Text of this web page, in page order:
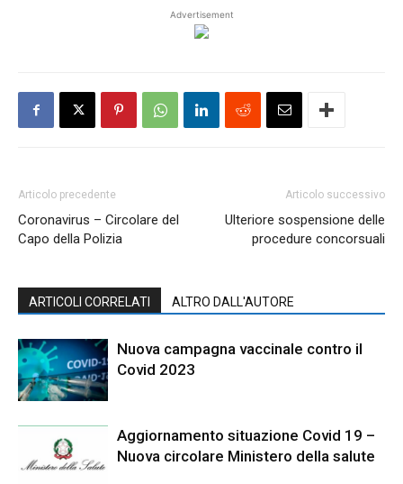
Advertisement
Articolo precedente
Coronavirus – Circolare del
Capo della Polizia
Articolo successivo
Ulteriore sospensione delle
procedure concorsuali
ARTICOLI CORRELATI ALTRO DALL'AUTORE
Nuova campagna vaccinale contro il
Covid 2023
Aggiornamento situazione Covid 19 –
Nuova circolare Ministero della salute